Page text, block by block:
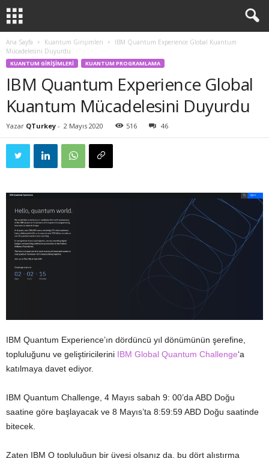
Ana Sayfa Kuantum Girişimleri
IBM Quantum Experience Global Kuantum
Mücadelesini Duyurdu
KUANTUM GIRIŞIMLERI KUANTUM PROGRAMLAMA
IBM Quantum Experience Global
Kuantum Mücadelesini Duyurdu
Yazar QTurkey - 2 Mayıs 2020 516 46
IBM Quantum Experience’ın dördüncü yıl dönümünün şerefine,
topluluğunu ve geliştiricilerini IBM Global Quantum Challenge‘a
katılmaya davet ediyor.
IBM Quantum Challenge, 4 Mayıs sabah 9: 00’da ABD Doğu
saatine göre başlayacak ve 8 Mayıs’ta 8:59:59 ABD Doğu saatinde
bitecek.
Zaten IBM Q topluluğun bir üyesi olsanız da, bu dört alıştırma